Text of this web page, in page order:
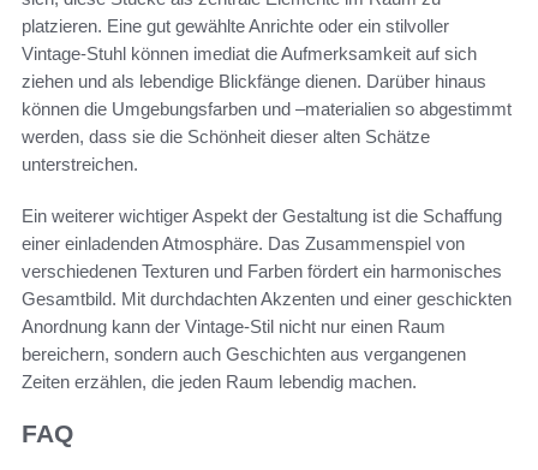
platzieren. Eine gut gewählte Anrichte oder ein stilvoller
Vintage-Stuhl können imediat die Aufmerksamkeit auf sich
ziehen und als lebendige Blickfänge dienen. Darüber hinaus
können die Umgebungsfarben und –materialien so abgestimmt
werden, dass sie die Schönheit dieser alten Schätze
unterstreichen.
Ein weiterer wichtiger Aspekt der Gestaltung ist die Schaffung
einer einladenden Atmosphäre. Das Zusammenspiel von
verschiedenen Texturen und Farben fördert ein harmonisches
Gesamtbild. Mit durchdachten Akzenten und einer geschickten
Anordnung kann der Vintage-Stil nicht nur einen Raum
bereichern, sondern auch Geschichten aus vergangenen
Zeiten erzählen, die jeden Raum lebendig machen.
FAQ